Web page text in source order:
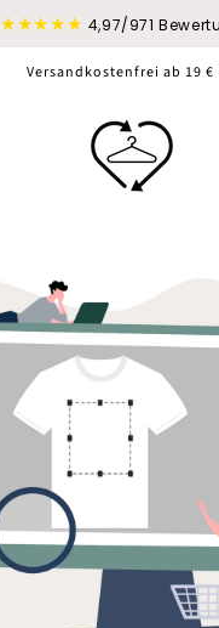
★★★★★ 4,97/971
Versandkostenfrei ab 19 €